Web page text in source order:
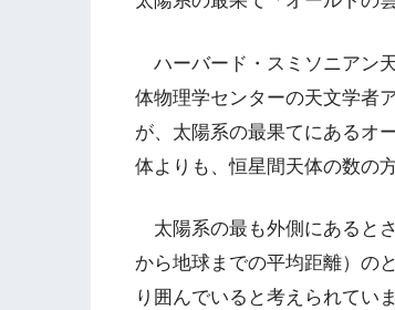
ハーバード・スミソニアン
体物理学センターの天文学者
が、太陽系の最果てにあるオ
体よりも、恒星間天体の数の
太陽系の最も外側にあると
から地球までの平均距離）の
り囲んでいると考えられていま